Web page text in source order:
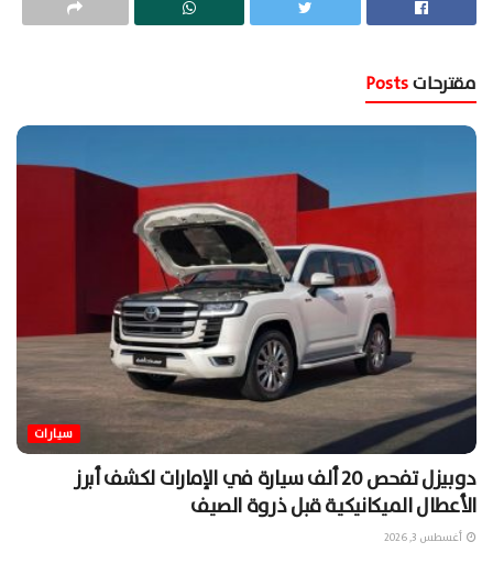
مقترحات
سيارات
دوبيزل تفحص 20 ألف سيارة في الإمارات لكشف أبرز
الأعطال الميكانيكية قبل ذروة الصيف
أغسطس 3, 2026